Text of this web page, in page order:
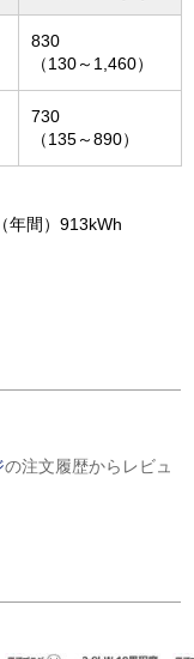
830
（130～1,460）
730
（135～890）
年間）913kWh
の注文履歴からレビュ